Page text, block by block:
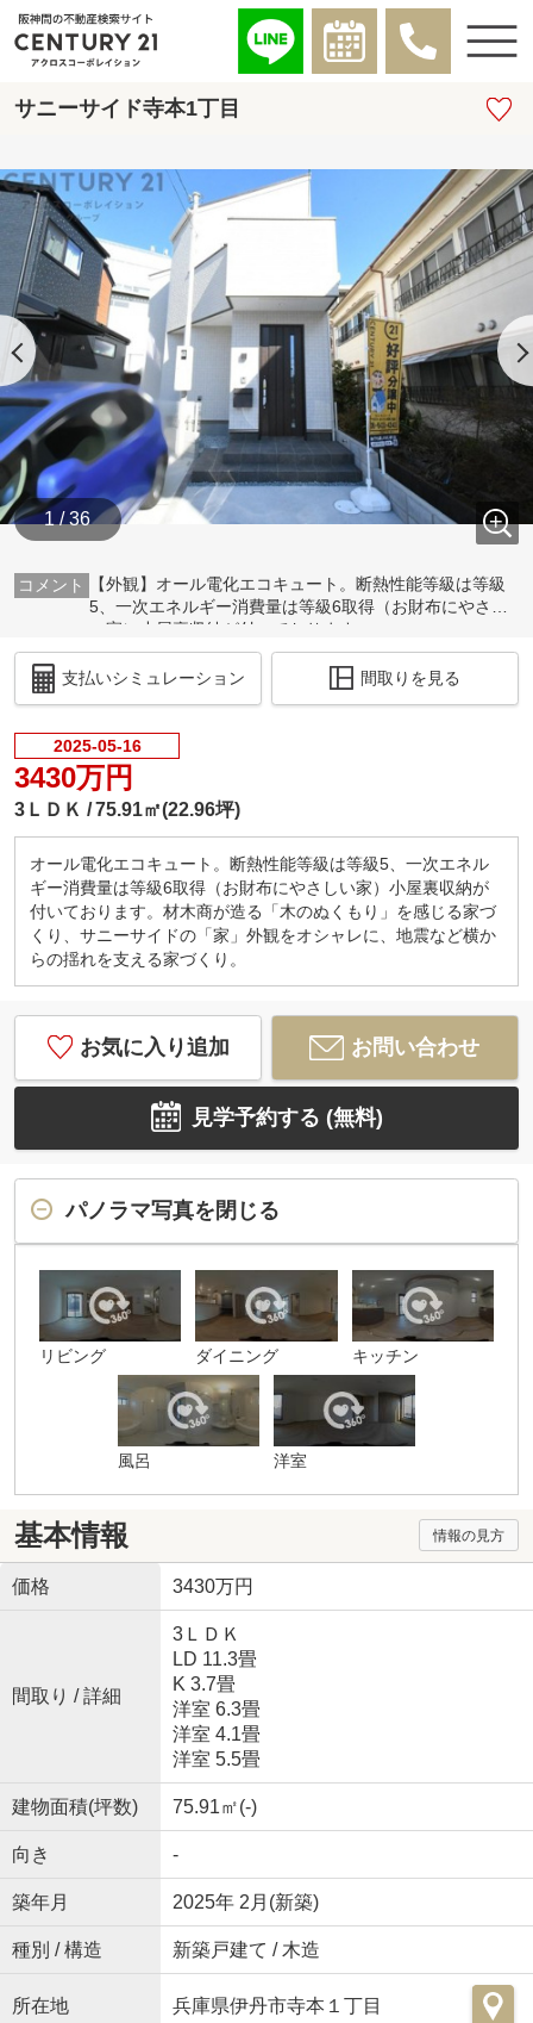
サニーサイド寺本1丁目
【外観】オール電化エコキュート。断熱性能等級は等級
5、一次エネルギー消費量は等級6取得（お財布にやさし
い家）小屋裏収納が付いております。
1 / 36
支払いシミュレーション 間取りを見る
2025-05-16
3430万円
3ＬＤＫ 75.91㎡(22.96坪)
オール電化エコキュート。断熱性能等級は等級5、一次エネル
ギー消費量は等級6取得（お財布にやさしい家）小屋裏収納が
付いております。材木商が造る「木のぬくもり」を感じる家づ
くり、サニーサイドの「家」外観をオシャレに、地震など横か
らの揺れを支える家づくり。
お気に入り追加 お問い合わせ
見学予約する (無料)
パノラマ写真を閉じる
リビング ダイニング キッチン
風呂 洋室
基本情報 情報の見方
価格 3430万円
間取り / 詳細
3ＬＤＫ
LD 11.3畳
K 3.7畳
洋室 6.3畳
洋室 4.1畳
洋室 5.5畳
建物面積(坪数) 75.91㎡(-)
向き -
築年月 2025年 2月(新築)
種別 / 構造 新築戸建て / 木造
所在地 兵庫県伊丹市寺本１丁目